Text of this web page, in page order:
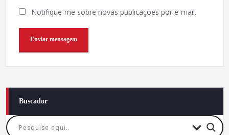
Notifique-me sobre novas publicações por e-mail.
Buscador